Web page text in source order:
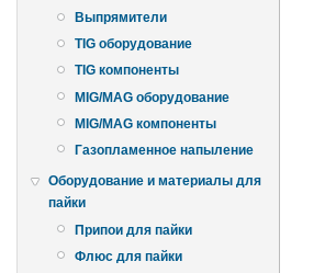
Выпрямители
TIG оборудование
TIG компоненты
MIG/MAG оборудование
MIG/MAG компоненты
Газопламенное напыление
Оборудование и материалы для
пайки
Припои для пайки
Флюс для пайки